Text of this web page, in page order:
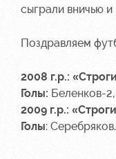
сыграли вничью
Поздравляем
2008 г.р.:
Голы: Беленков-
2009 г.р.:
Голы: Серебряков.